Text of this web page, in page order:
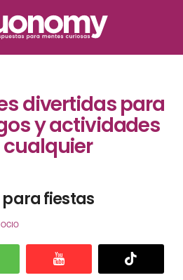
divertidas para
y actividades
para fiestas
OCIO